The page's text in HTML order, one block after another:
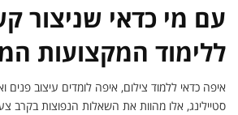
עם מי כדאי שניצור
ללימוד המקצועות
איפה כדאי ללמוד צילום, איפה לומדים עיצוב פנים
סטיילינג, אלו מהוות את השאלות הנפוצות בקרב